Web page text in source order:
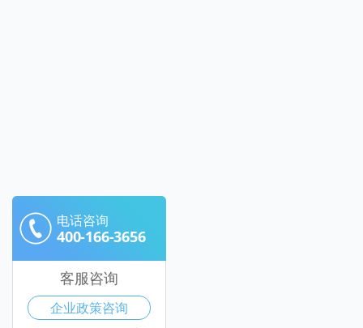
电话咨询
400-166-3656
客服咨询
企业政策咨询